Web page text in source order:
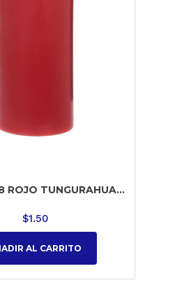
ROJO TUNGURAHUA...
$1.50
AL CARRITO